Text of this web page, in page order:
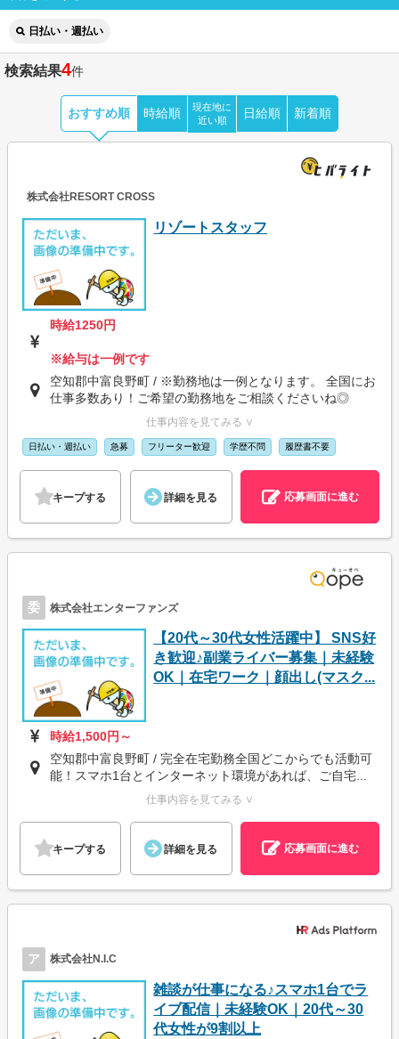
日払い・週払い
検索結果4件
おすすめ順 時給順
現在地に
近い順
日給順 新着順
株式会社RESORT CROSS
リゾートスタッフ
時給1250円
※給与は一例です
空知郡中富良野町 / ※勤務地は一例となります。 全国にお
仕事多数あり！ご希望の勤務地をご相談くださいね◎
仕事内容を見てみる ∨
日払い・週払い 急募 フリーター歓迎 学歴不問 履歴書不要
キープする 詳細を見る 応募画面に進む
委 株式会社エンターファンズ
【20代～30代女性活躍中】 SNS好
き歓迎♪副業ライバー募集｜未経験
OK｜在宅ワーク｜顔出し(マスク...
時給1,500円～
空知郡中富良野町 / 完全在宅勤務全国どこからでも活動可
能！スマホ1台とインターネット環境があれば、ご自宅...
仕事内容を見てみる ∨
キープする 詳細を見る 応募画面に進む
ア 株式会社N.I.C
雑談が仕事になる♪スマホ1台でラ
イブ配信｜未経験OK｜20代～30
代女性が9割以上